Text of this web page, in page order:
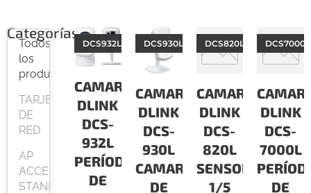
Categorías
Todos
los
productos
TARJETAS
DE
RED
AP
ACCESPOINT
STAND
CAMARAS
DLINK
DCS-
932L
PERÍODO
DE
DCS932L
CAMARAS
DLINK
DCS-
930L
CAMARA
DE
DCS930L
CAMARAS
DLINK
DCS-
820L
SENSOR
1/5
DCS820L
DLINK
DCS-
7000L
DE
DCS7000L